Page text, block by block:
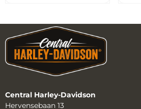
Central Harley-Davidson
Hervensebaan 13